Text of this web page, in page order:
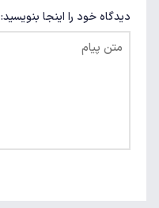
دیدگاه خود را اینجا بنویسید: